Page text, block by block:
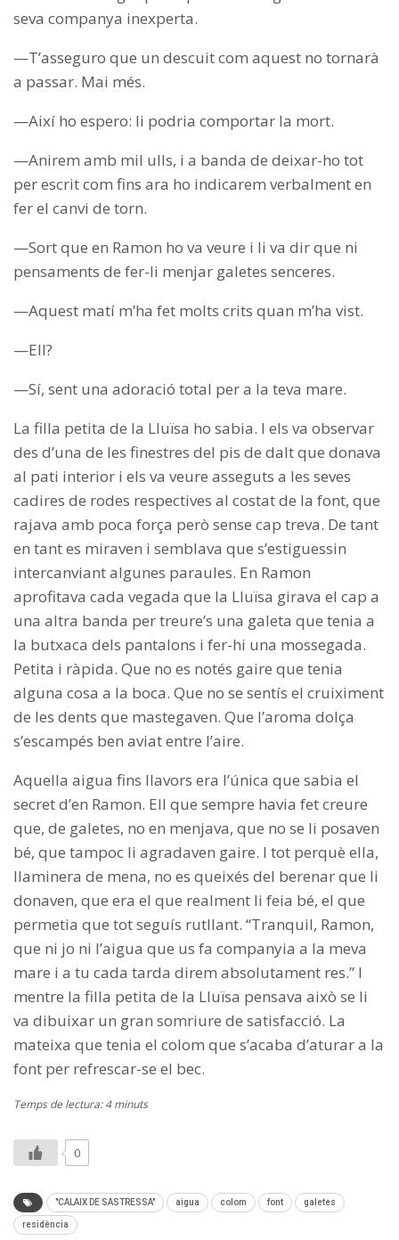
seva companya inexperta.
—T’asseguro que un descuit com aquest no tornarà
a passar. Mai més.
—Així ho espero: li podria comportar la mort.
—Anirem amb mil ulls, i a banda de deixar-ho tot
per escrit com fins ara ho indicarem verbalment en
fer el canvi de torn.
—Sort que en Ramon ho va veure i li va dir que ni
pensaments de fer-li menjar galetes senceres.
—Aquest matí m’ha fet molts crits quan m’ha vist.
—Ell?
—Sí, sent una adoració total per a la teva mare.
La filla petita de la Lluïsa ho sabia. I els va observar
des d’una de les finestres del pis de dalt que donava
al pati interior i els va veure asseguts a les seves
cadires de rodes respectives al costat de la font, que
rajava amb poca força però sense cap treva. De tant
en tant es miraven i semblava que s’estiguessin
intercanviant algunes paraules. En Ramon
aprofitava cada vegada que la Lluïsa girava el cap a
una altra banda per treure’s una galeta que tenia a
la butxaca dels pantalons i fer-hi una mossegada.
Petita i ràpida. Que no es notés gaire que tenia
alguna cosa a la boca. Que no se sentís el cruiximent
de les dents que mastegaven. Que l’aroma dolça
s’escampés ben aviat entre l’aire.
Aquella aigua fins llavors era l’única que sabia el
secret d’en Ramon. Ell que sempre havia fet creure
que, de galetes, no en menjava, que no se li posaven
bé, que tampoc li agradaven gaire. I tot perquè ella,
llaminera de mena, no es queixés del berenar que li
donaven, que era el que realment li feia bé, el que
permetia que tot seguís rutllant. “Tranquil, Ramon,
que ni jo ni l’aigua que us fa companyia a la meva
mare i a tu cada tarda direm absolutament res.” I
mentre la filla petita de la Lluïsa pensava això se li
va dibuixar un gran somriure de satisfacció. La
mateixa que tenia el colom que s’acaba d’aturar a la
font per refrescar-se el bec.
Temps de lectura: 4 minuts
0
"CALAIX DE SASTRESSA" aigua colom font galetes
residència